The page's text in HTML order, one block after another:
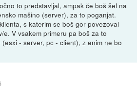
to predstavljal, ampak če boš šel na
mašino (server), za to poganjat.
s katerim se boš gor povezoval
e. V vsakem primeru pa boš za to
- server, pc - client), z enim ne bo